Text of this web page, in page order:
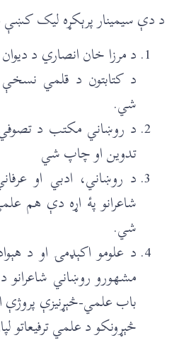
د دې سيمینار پرېکړه ليک
د مرزا خان انصاري د
د کتابتون د قلمي
شي.
د روښاني مکتب د
تدوين او چاپ شي
د روښاني، ادبي او
شاعرانو پۀ اړه دې هم
شي.
د علومو اکېډمۍ او د
مشهورو روښاني شاعرانو د
باب علمي-څېړنيزې پروژې
څېړونکو د علمي ترفيعاتو